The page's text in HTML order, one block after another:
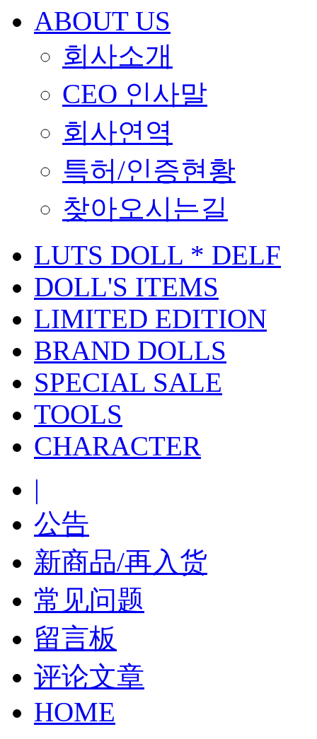
ABOUT US
회사소개
CEO 인사말
회사연역
특허/인증현황
찾아오시는길
LUTS DOLL * DELF
DOLL'S ITEMS
LIMITED EDITION
BRAND DOLLS
SPECIAL SALE
TOOLS
CHARACTER
|
公告
新商品/再入货
常见问题
留言板
评论文章
HOME